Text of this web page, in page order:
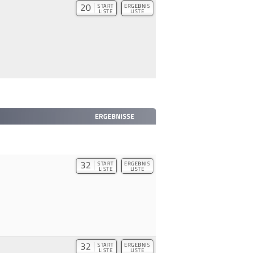
20 START
LISTE
ERGEBNIS
LISTE
ERGEBNISSE
32 START
LISTE
ERGEBNIS
LISTE
32 START
LISTE
ERGEBNIS
LISTE